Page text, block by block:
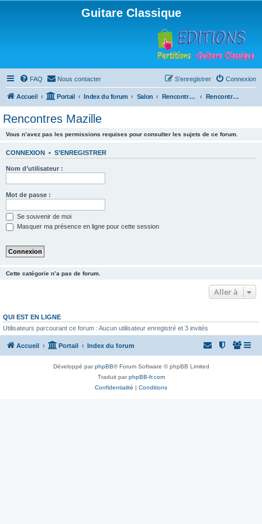
Guitare Classique
FAQ Nous contacter Connexion
S’enregistrer
Accueil Portail Index du forum Salon Rencontres musicales Rencontres Mazille
Rencontres Mazille
Vous n’avez pas les permissions requises pour consulter les sujets de ce forum.
CONNEXION • S’ENREGISTRER
Nom d’utilisateur :
Mot de passe :
Se souvenir de moi
Masquer ma présence en ligne pour cette session
Cette catégorie n’a pas de forum.
Aller à
QUI EST EN LIGNE
Utilisateurs parcourant ce forum : Aucun utilisateur enregistré et 3 invités
Accueil Portail Index du forum
Développé parphpBB® Forum Software © phpBB Limited
Traduit parphpBB-fr.com
Confidentialité | Conditions